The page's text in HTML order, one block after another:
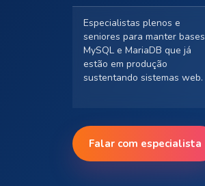
Especialistas plenos e
seniores para manter bases
MySQL e MariaDB que já
estão em produção
sustentando sistemas web.
Falar com especialista